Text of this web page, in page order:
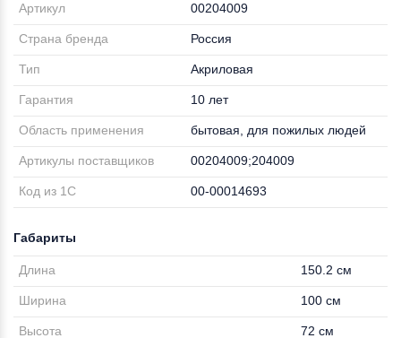
Артикул 00204009
Страна бренда Россия
Тип Акриловая
Гарантия 10 лет
Область применения бытовая, для пожилых людей
Артикулы поставщиков 00204009;204009
Код из 1С 00-00014693
Габариты
Длина 150.2 см
Ширина 100 см
Высота 72 см